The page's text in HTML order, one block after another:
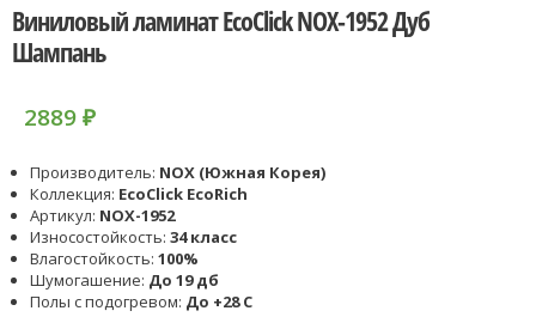
Виниловый ламинат EcoClick NOX-1952 Дуб
Шампань
2889 ₽
Производитель: NOX (Южная Корея)
Коллекция: EcoClick EcoRich
Артикул: NOX-1952
Износостойкость: 34 класс
Влагостойкость: 100%
Шумогашение: До 19 дб
Полы с подогревом: До +28 С